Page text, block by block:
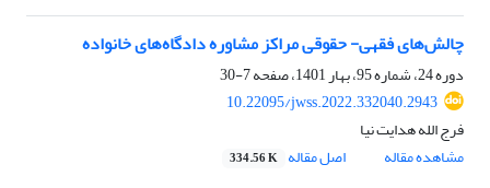
چالش‌های فقهی- حقوقی مراکز مشاوره دادگاه‌های خانواده
دوره 24، شماره 95، بهار 1401، صفحه
7-30
10.22095/jwss.2022.332040.2943
فرج الله هدایت نیا
مشاهده مقاله
اصل مقاله 334.56 K